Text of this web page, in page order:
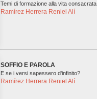
Temi di formazione alla vita consacrata
Ramírez Herrera Reniel Alí
SOFFIO E PAROLA
E se i versi sapessero d'infinito?
Ramírez Herrera Reniel Alí